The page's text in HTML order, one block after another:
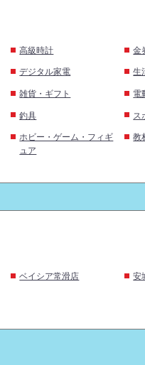
高級時計 金
デジタル家電 生
雑貨・ギフト 電
釣具 ス
ホビー・ゲーム・フィギ
ュア
教
ベイシア常滑店 安